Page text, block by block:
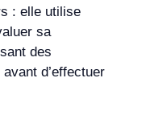
: elle utilise
sa
des
d’effectuer